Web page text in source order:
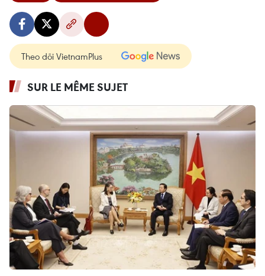
Theo dõi VietnamPlus
SUR LE MÊME SUJET